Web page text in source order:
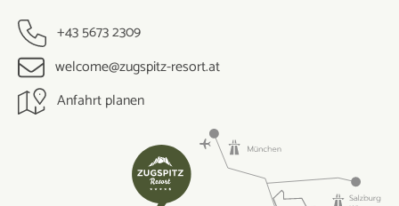
+43 5673 2309
welcome@zugspitz-resort.at
Anfahrt planen